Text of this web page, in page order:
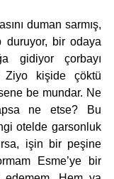
duman sarmış,
duruyor, bir odaya
gidiyor çorbayı
Ziyo kişide çöktü
be mundar. Ne
ne etse? Bu
otelde garsonluk
işin bir peşine
Esme’ye bir